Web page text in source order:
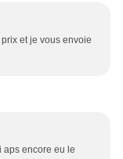
et je vous envoie
aps encore eu le